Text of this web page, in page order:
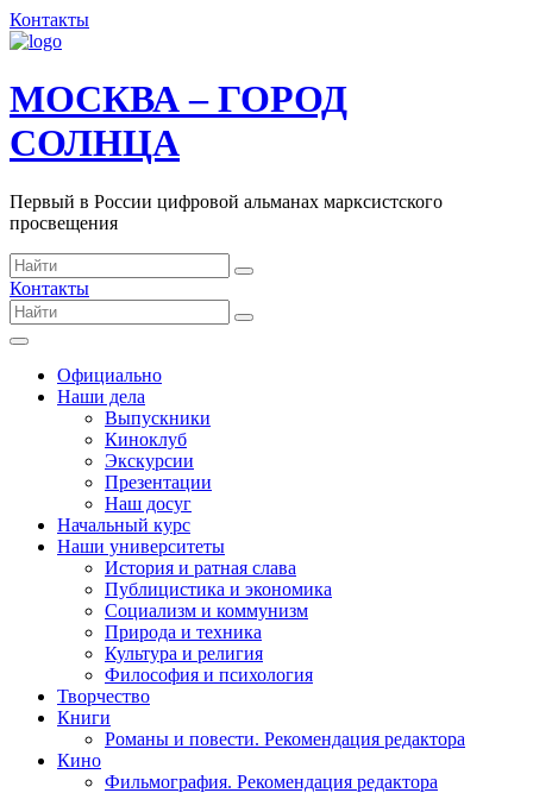
Контакты
МОСКВА – ГОРОД
СОЛНЦА
Первый в России цифровой альманах марксистского
просвещения
Контакты
Официально
Наши дела
Выпускники
Киноклуб
Экскурсии
Презентации
Наш досуг
Начальный курс
Наши университеты
История и ратная слава
Публицистика и экономика
Социализм и коммунизм
Природа и техника
Культура и религия
Философия и психология
Творчество
Книги
Романы и повести. Рекомендация редактора
Кино
Фильмография. Рекомендация редактора